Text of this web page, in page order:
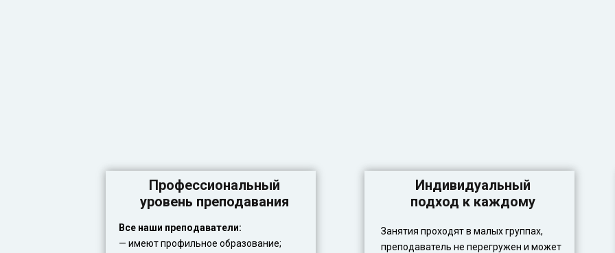
Профессиональный
уровень преподавания
Все наши преподаватели:
— имеют профильное образование;
Индивидуальный
подход к каждому
Занятия проходят в малых группах,
преподаватель не перегружен и может